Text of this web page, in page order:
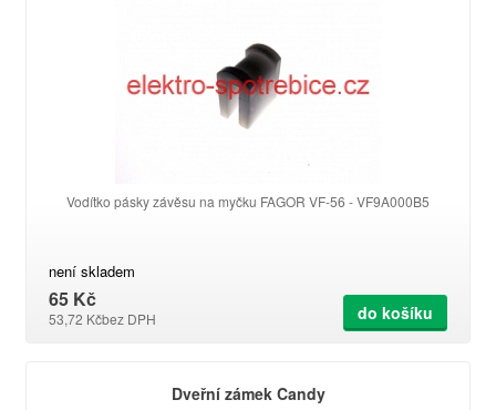
Vodítko pásky závěsu na myčku FAGOR VF-56 - VF9A000B5
není skladem
65 Kč
53,72 Kčbez DPH do košíku
Dveřní zámek Candy